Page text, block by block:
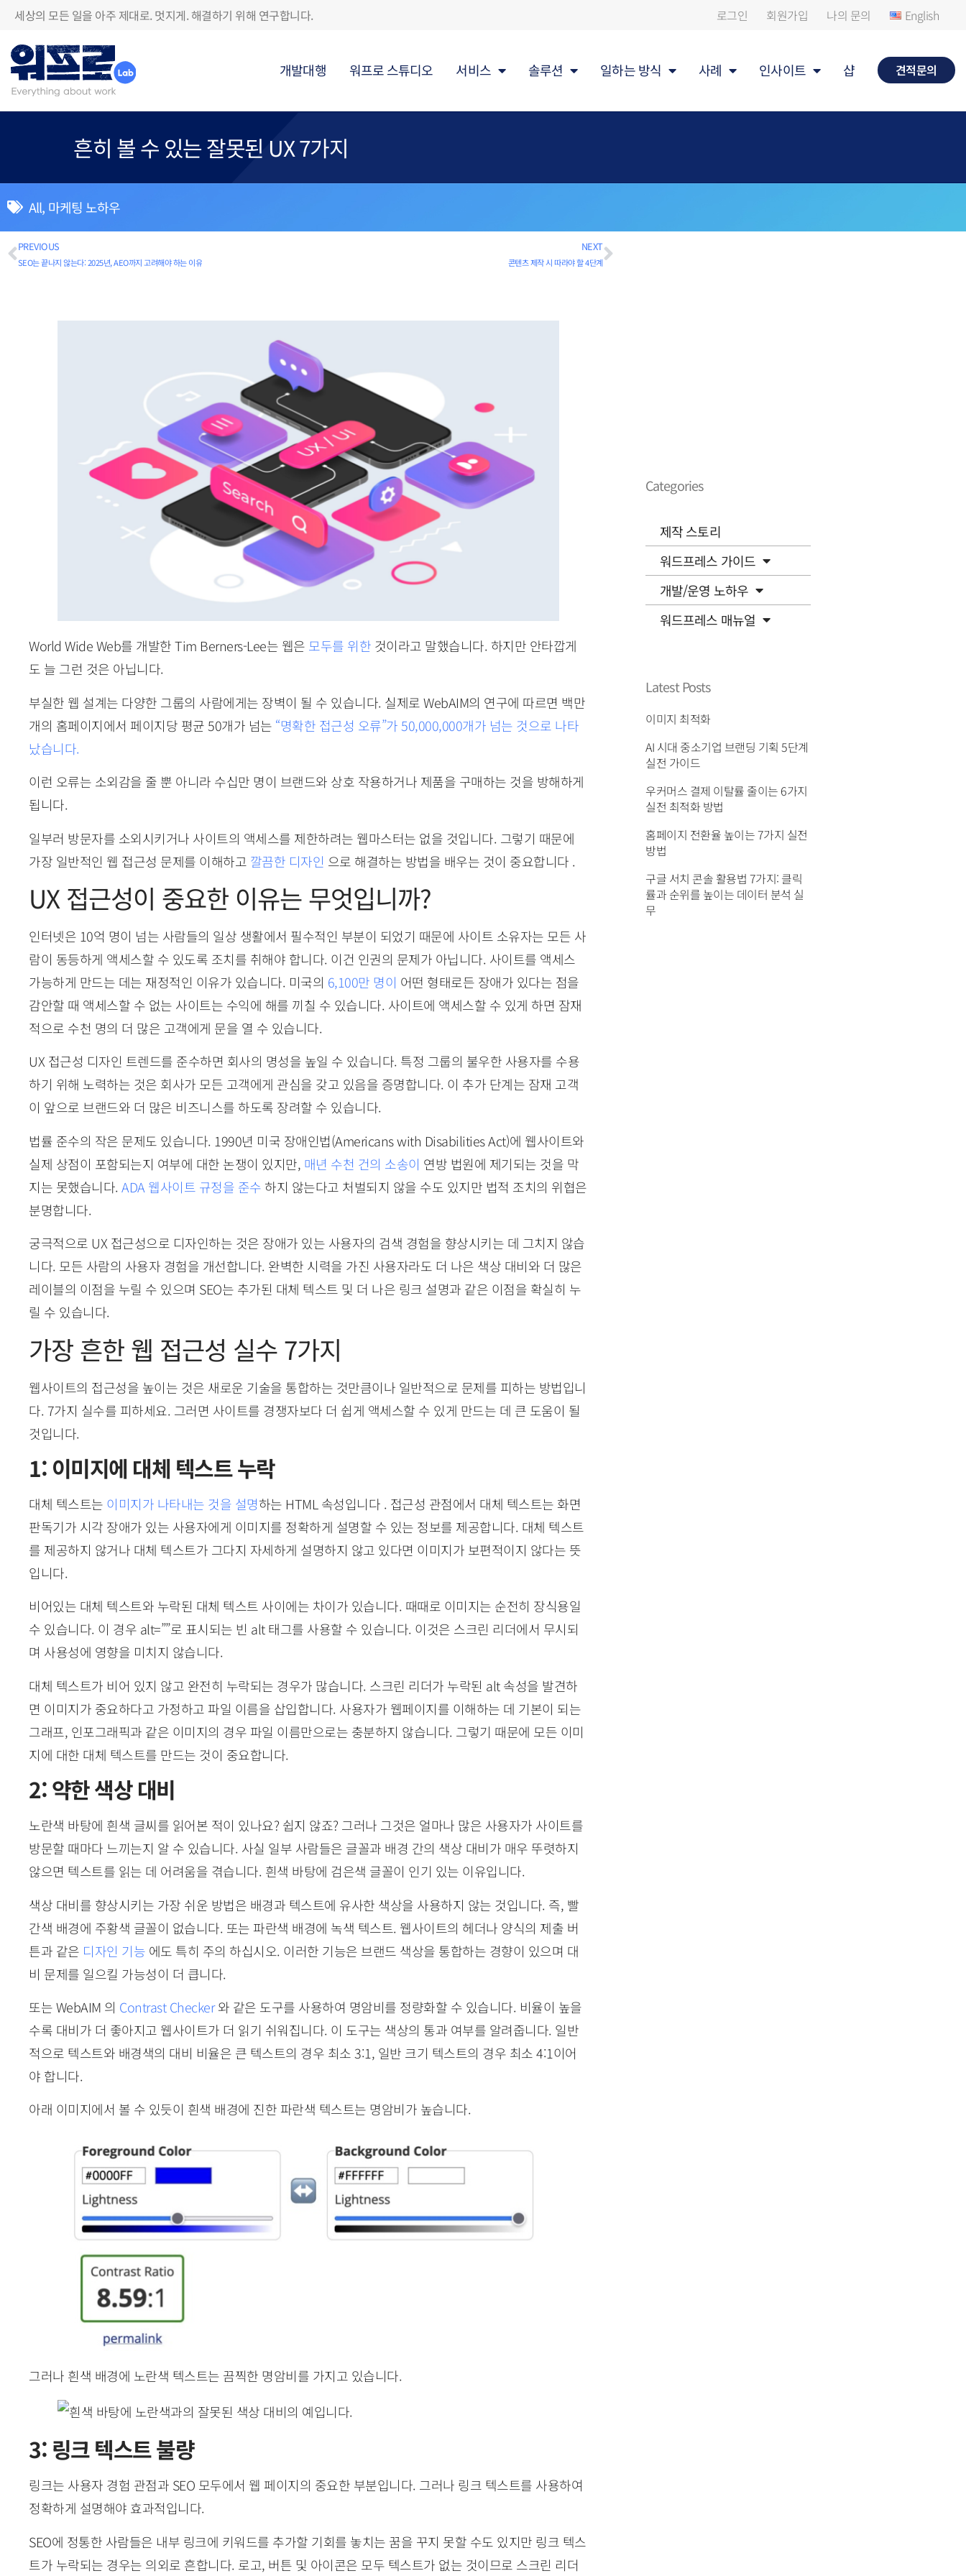
세상의 모든 일을 아주 제대로. 멋지게. 해결하기 위해 연구합니다. 로그인 회원가입 나의 문의 English
개발대행 워프로 스튜디오 서비스 솔루션 일하는 방식 사례 인사이트 샵 견적문의
흔히 볼 수 있는 잘못된 UX 7가지
All, 마케팅 노하우
PREVIOUS
SEO는 끝나지 않는다: 2025년, AEO까지 고려해야 하는 이유
NEXT
콘텐츠 제작 시 따라야 할 4단계
World Wide Web를 개발한 Tim Berners-Lee는 웹은 모두를 위한 것이라고 말했습니다. 하지만 안타깝게
도 늘 그런 것은 아닙니다.
부실한 웹 설계는 다양한 그룹의 사람에게는 장벽이 될 수 있습니다. 실제로 WebAIM의 연구에 따르면 백만
개의 홈페이지에서 페이지당 평균 50개가 넘는 “명확한 접근성 오류”가 50,000,000개가 넘는 것으로 나타
났습니다.
이런 오류는 소외감을 줄 뿐 아니라 수십만 명이 브랜드와 상호 작용하거나 제품을 구매하는 것을 방해하게
됩니다.
일부러 방문자를 소외시키거나 사이트의 액세스를 제한하려는 웹마스터는 없을 것입니다. 그렇기 때문에
가장 일반적인 웹 접근성 문제를 이해하고 깔끔한 디자인 으로 해결하는 방법을 배우는 것이 중요합니다 .
UX 접근성이 중요한 이유는 무엇입니까?
인터넷은 10억 명이 넘는 사람들의 일상 생활에서 필수적인 부분이 되었기 때문에 사이트 소유자는 모든 사
람이 동등하게 액세스할 수 있도록 조치를 취해야 합니다. 이건 인권의 문제가 아닙니다. 사이트를 액세스
가능하게 만드는 데는 재정적인 이유가 있습니다. 미국의 6,100만 명이 어떤 형태로든 장애가 있다는 점을
감안할 때 액세스할 수 없는 사이트는 수익에 해를 끼칠 수 있습니다. 사이트에 액세스할 수 있게 하면 잠재
적으로 수천 명의 더 많은 고객에게 문을 열 수 있습니다.
UX 접근성 디자인 트렌드를 준수하면 회사의 명성을 높일 수 있습니다. 특정 그룹의 불우한 사용자를 수용
하기 위해 노력하는 것은 회사가 모든 고객에게 관심을 갖고 있음을 증명합니다. 이 추가 단계는 잠재 고객
이 앞으로 브랜드와 더 많은 비즈니스를 하도록 장려할 수 있습니다.
법률 준수의 작은 문제도 있습니다. 1990년 미국 장애인법(Americans with Disabilities Act)에 웹사이트와
실제 상점이 포함되는지 여부에 대한 논쟁이 있지만, 매년 수천 건의 소송이 연방 법원에 제기되는 것을 막
지는 못했습니다.ADA 웹사이트 규정을 준수 하지 않는다고 처벌되지 않을 수도 있지만 법적 조치의 위협은
분명합니다.
궁극적으로 UX 접근성으로 디자인하는 것은 장애가 있는 사용자의 검색 경험을 향상시키는 데 그치지 않습
니다. 모든 사람의 사용자 경험을 개선합니다. 완벽한 시력을 가진 사용자라도 더 나은 색상 대비와 더 많은
레이블의 이점을 누릴 수 있으며 SEO는 추가된 대체 텍스트 및 더 나은 링크 설명과 같은 이점을 확실히 누
릴 수 있습니다.
가장 흔한 웹 접근성 실수 7가지
웹사이트의 접근성을 높이는 것은 새로운 기술을 통합하는 것만큼이나 일반적으로 문제를 피하는 방법입니
다. 7가지 실수를 피하세요. 그러면 사이트를 경쟁자보다 더 쉽게 액세스할 수 있게 만드는 데 큰 도움이 될
것입니다.
1: 이미지에 대체 텍스트 누락
대체 텍스트는 이미지가 나타내는 것을 설명하는 HTML 속성입니다 . 접근성 관점에서 대체 텍스트는 화면
판독기가 시각 장애가 있는 사용자에게 이미지를 정확하게 설명할 수 있는 정보를 제공합니다. 대체 텍스트
를 제공하지 않거나 대체 텍스트가 그다지 자세하게 설명하지 않고 있다면 이미지가 보편적이지 않다는 뜻
입니다.
비어있는 대체 텍스트와 누락된 대체 텍스트 사이에는 차이가 있습니다. 때때로 이미지는 순전히 장식용일
수 있습니다. 이 경우 alt=””로 표시되는 빈 alt 태그를 사용할 수 있습니다. 이것은 스크린 리더에서 무시되
며 사용성에 영향을 미치지 않습니다.
대체 텍스트가 비어 있지 않고 완전히 누락되는 경우가 많습니다. 스크린 리더가 누락된 alt 속성을 발견하
면 이미지가 중요하다고 가정하고 파일 이름을 삽입합니다. 사용자가 웹페이지를 이해하는 데 기본이 되는
그래프, 인포그래픽과 같은 이미지의 경우 파일 이름만으로는 충분하지 않습니다. 그렇기 때문에 모든 이미
지에 대한 대체 텍스트를 만드는 것이 중요합니다.
2: 약한 색상 대비
노란색 바탕에 흰색 글씨를 읽어본 적이 있나요? 쉽지 않죠? 그러나 그것은 얼마나 많은 사용자가 사이트를
방문할 때마다 느끼는지 알 수 있습니다. 사실 일부 사람들은 글꼴과 배경 간의 색상 대비가 매우 뚜렷하지
않으면 텍스트를 읽는 데 어려움을 겪습니다. 흰색 바탕에 검은색 글꼴이 인기 있는 이유입니다.
색상 대비를 향상시키는 가장 쉬운 방법은 배경과 텍스트에 유사한 색상을 사용하지 않는 것입니다. 즉, 빨
간색 배경에 주황색 글꼴이 없습니다. 또는 파란색 배경에 녹색 텍스트. 웹사이트의 헤더나 양식의 제출 버
튼과 같은 디자인 기능 에도 특히 주의 하십시오. 이러한 기능은 브랜드 색상을 통합하는 경향이 있으며 대
비 문제를 일으킬 가능성이 더 큽니다.
또는 WebAIM 의 Contrast Checker와 같은 도구를 사용하여 명암비를 정량화할 수 있습니다. 비율이 높을
수록 대비가 더 좋아지고 웹사이트가 더 읽기 쉬워집니다. 이 도구는 색상의 통과 여부를 알려줍니다. 일반
적으로 텍스트와 배경색의 대비 비율은 큰 텍스트의 경우 최소 3:1, 일반 크기 텍스트의 경우 최소 4:1이어
야 합니다.
아래 이미지에서 볼 수 있듯이 흰색 배경에 진한 파란색 텍스트는 명암비가 높습니다.
그러나 흰색 배경에 노란색 텍스트는 끔찍한 명암비를 가지고 있습니다.
3: 링크 텍스트 불량
링크는 사용자 경험 관점과 SEO 모두에서 웹 페이지의 중요한 부분입니다. 그러나 링크 텍스트를 사용하여
정확하게 설명해야 효과적입니다.
SEO에 정통한 사람들은 내부 링크에 키워드를 추가할 기회를 놓치는 꿈을 꾸지 못할 수도 있지만 링크 텍스
트가 누락되는 경우는 의외로 흔합니다. 로고, 버튼 및 아이콘은 모두 텍스트가 없는 것이므로 스크린 리더
Categories
제작 스토리
워드프레스 가이드
개발/운영 노하우
워드프레스 매뉴얼
Latest Posts
이미지 최적화
AI 시대 중소기업 브랜딩 기획 5단계
실전 가이드
우커머스 결제 이탈률 줄이는 6가지
실전 최적화 방법
홈페이지 전환율 높이는 7가지 실전
방법
구글 서치 콘솔 활용법 7가지: 클릭
률과 순위를 높이는 데이터 분석 실
무